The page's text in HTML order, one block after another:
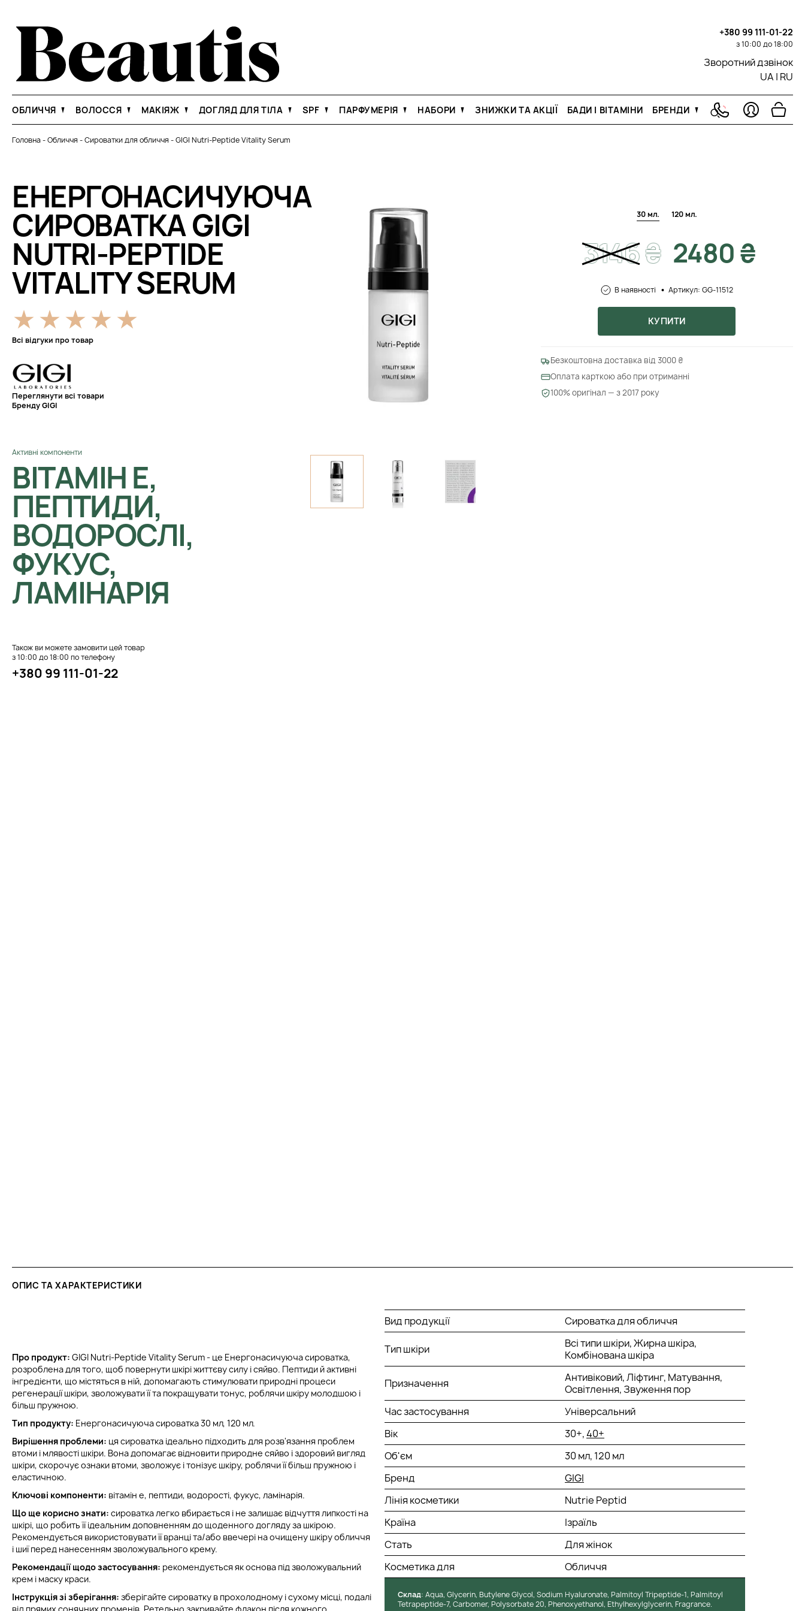
+380 99 111-01-22
з 10:00 до 18:00
Зворотний дзвінок
UA | RU
ОБЛИЧЧЯ ВОЛОССЯ МАКІЯЖ ДОГЛЯД ДЛЯ ТІЛА SPF ПАРФУМЕРІЯ НАБОРИ ЗНИЖКИ ТА АКЦІЇ БАДИ І ВІТАМІНИ БРЕНДИ
Головна-Обличчя -Сироватки для обличчя -GIGI Nutri-Peptide Vitality Serum
ЕНЕРГОНАСИЧУЮЧА
СИРОВАТКА GIGI
NUTRI-PEPTIDE
VITALITY SERUM
Всі відгуки про товар
Переглянути всі товари
Бренду GIGI
Активні компоненти
ВІТАМІН Е,
ПЕПТИДИ,
ВОДОРОСЛІ,
ФУКУС,
ЛАМІНАРІЯ
Також ви можете замовити цей товар
з 10:00 до 18:00 по телефону
+380 99 111-01-22
30 мл. 120 мл.
3146₴ 2480 ₴
В наявності Артикул: GG-11512
КУПИТИ
Безкоштовна доставка від 3000 ₴
Оплата карткою або при отриманні
100% оригінал — з 2017 року
ОПИС ТА ХАРАКТЕРИСТИКИ
Про продукт: GIGI Nutri-Peptide Vitality Serum - це Енергонасичуюча сироватка,
розроблена для того, щоб повернути шкірі життєву силу і сяйво. Пептиди й активні
інгредієнти, що містяться в ній, допомагають стимулювати природні процеси
регенерації шкіри, зволожувати її та покращувати тонус, роблячи шкіру молодшою і
більш пружною.
Тип продукту: Енергонасичуюча сироватка 30 мл, 120 мл.
Вирішення проблеми: ця сироватка ідеально підходить для розв'язання проблем
втоми і млявості шкіри. Вона допомагає відновити природне сяйво і здоровий вигляд
шкіри, скорочує ознаки втоми, зволожує і тонізує шкіру, роблячи її більш пружною і
еластичною.
Ключові компоненти: вітамін е, пептиди, водорості, фукус, ламінарія.
Що ще корисно знати: сироватка легко вбирається і не залишає відчуття липкості на
шкірі, що робить її ідеальним доповненням до щоденного догляду за шкірою.
Рекомендується використовувати її вранці та/або ввечері на очищену шкіру обличчя
і шиї перед нанесенням зволожувального крему.
Рекомендації щодо застосування: рекомендується як основа під зволожувальний
крем і маску краси.
Інструкція зі зберігання: зберігайте сироватку в прохолодному і сухому місці, подалі
Вид продукції Сироватка для обличчя
Тип шкіри
Всі типи шкіри, Жирна шкіра,
Комбінована шкіра
Призначення
Антивіковий, Ліфтинг, Матування,
Освітлення, Звуження пор
Час застосування
Універсальний
Вік
30+,40+
Об'єм
30 мл, 120 мл
Бренд
GIGI
Лінія косметики
Nutrie Peptid
Країна
Ізраїль
Стать
Для жінок
Косметика для
Обличчя
Cклад: Aqua, Glycerin, Butylene Glycol, Sodium Hyaluronate, Palmitoyl Tripeptide-1, Palmitoyl
Tetrapeptide-7, Carbomer, Polysorbate 20, Phenoxyethanol, Ethylhexylglycerin, Fragrance.